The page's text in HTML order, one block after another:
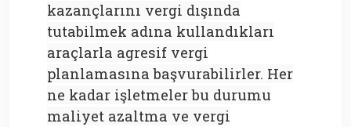
kazançlarını vergi dışında
tutabilmek adına kullandıkları
araçlarla agresif vergi
planlamasına başvurabilirler. Her
ne kadar işletmeler bu durumu
maliyet azaltma ve vergi